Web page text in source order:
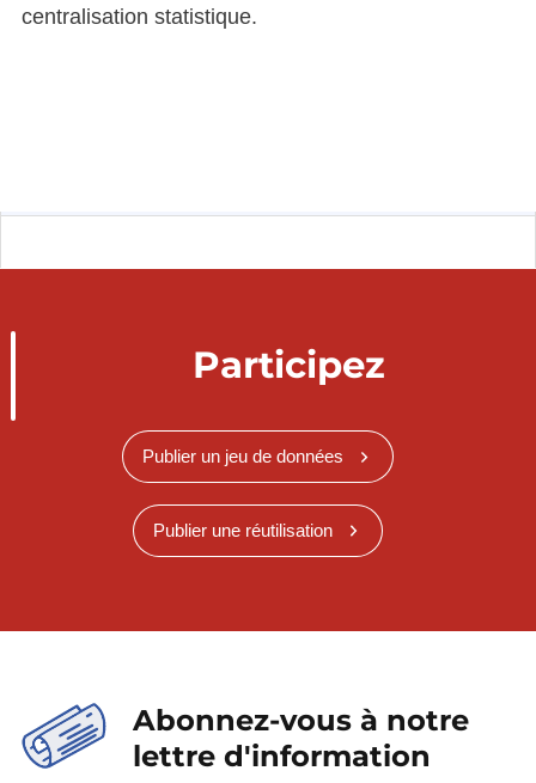
centralisation statistique.
Participez
Publier un jeu de données
Publier une réutilisation
Abonnez-vous à notre
lettre d'information